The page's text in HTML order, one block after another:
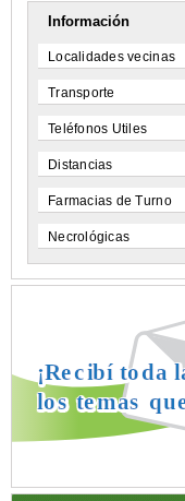
Información
Localidades vecinas
Transporte
Teléfonos Utiles
Distancias
Farmacias de Turno
Necrológicas